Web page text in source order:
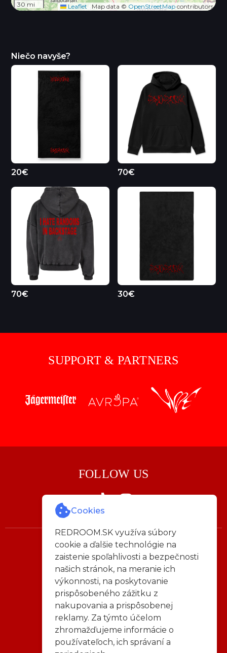
30 mi
Leaflet Map data © OpenStreetMapcontributors
Niečo navyše?
20€ 70€
70€ 30€
Cookies
REDROOM.SK využíva súbory
cookie a ďalšie technológie na
zaistenie spoľahlivosti a bezpečnosti
našich stránok, na meranie ich
výkonnosti, na poskytovanie
prispôsobeného zážitku z
nakupovania a prispôsobenej
reklamy. Za týmto účelom
zhromažďujeme informácie o
používateľoch, ich správaní a
SUPPORT & PARTNERS
FOLLOW US
Napíš nám:
info@redroom.sk
Všeobecné obchodné podmienky
Reklamačný poriadok
Pravidlá ochrana osobných údajov
Odstúpenie od zmluvy
Reklamačný formulár